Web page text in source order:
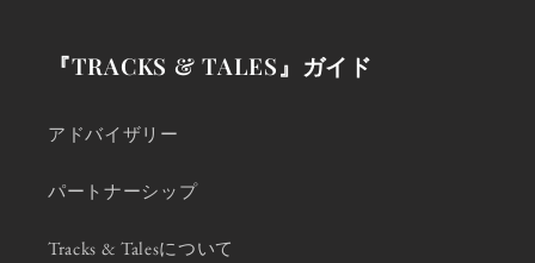
『TRACKS & TALES』ガイド
アドバイザリー
パートナーシップ
Tracks & Talesについて